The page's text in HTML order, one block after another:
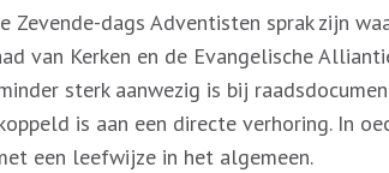
Zevende-dags Adventisten sprak zijn
van Kerken en de Evangelische
sterk aanwezig is bij
is aan een directe verhoring. In
een leefwijze in het algemeen.